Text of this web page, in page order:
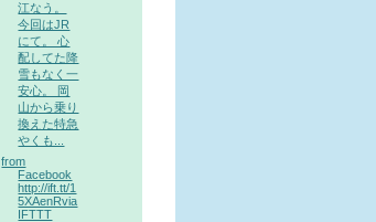
江なう。
今回はJR
にて。 心
配してた降
雪もなく一
安心。 岡
山から乗り
換えた特急
やくも...
from
Facebook
http://ift.tt/1
5XAenRvia
IFTTT